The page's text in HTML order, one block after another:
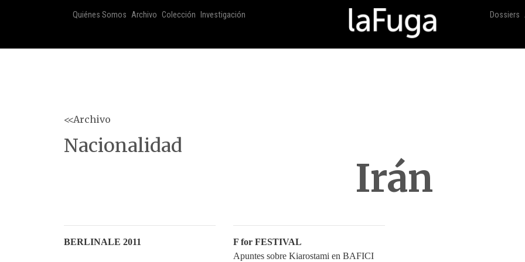
Quiénes Somos Archivo Colección Investigación Dossiers
<<Archivo
Nacionalidad
Irán
BERLINALE 2011
F for FESTIVAL
Apuntes sobre Kiarostami en BAFICI